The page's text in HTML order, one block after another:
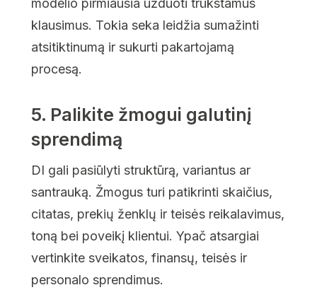
modelio pirmiausia užduoti trūkstamus
klausimus. Tokia seka leidžia sumažinti
atsitiktinumą ir sukurti pakartojamą
procesą.
5. Palikite žmogui galutinį
sprendimą
DI gali pasiūlyti struktūrą, variantus ar
santrauką. Žmogus turi patikrinti skaičius,
citatas, prekių ženklų ir teisės reikalavimus,
toną bei poveikį klientui. Ypač atsargiai
vertinkite sveikatos, finansų, teisės ir
personalo sprendimus.